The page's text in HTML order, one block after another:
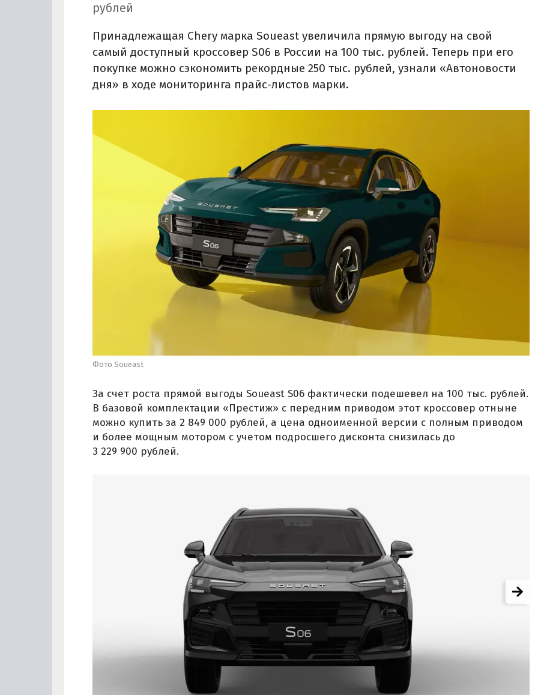
рублей
Принадлежащая Chery марка Soueast увеличила прямую выгоду на свой
самый доступный кроссовер S06 в России на 100 тыс. рублей. Теперь при его
покупке можно сэкономить рекордные 250 тыс. рублей, узнали «Автоновости
дня» в ходе мониторинга прайс-листов марки.
Фото Soueast
За счет роста прямой выгоды Soueast S06 фактически подешевел на 100 тыс. рублей.
В базовой комплектации «Престиж» с передним приводом этот кроссовер отныне
можно купить за 2 849 000 рублей, а цена одноименной версии с полным приводом
и более мощным мотором с учетом подросшего дисконта снизилась до
3 229 900 рублей.